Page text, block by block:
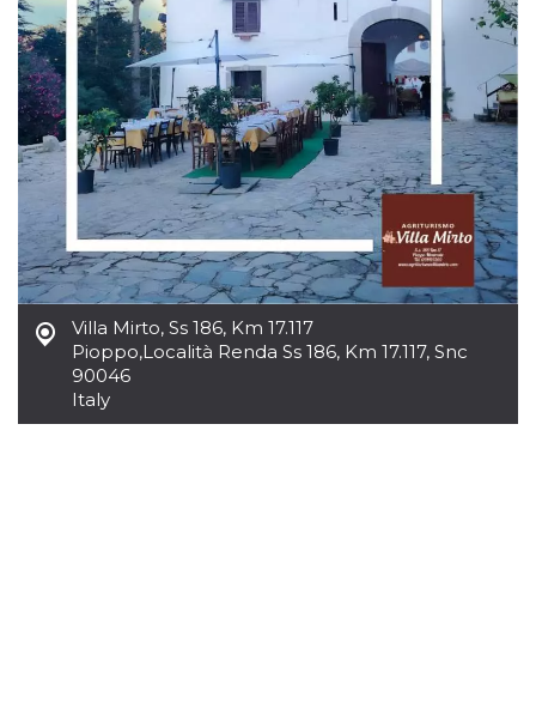
Villa Mirto, Ss 186, Km 17.117
Pioppo,Località Renda Ss 186, Km 17.117, Snc
90046
Italy